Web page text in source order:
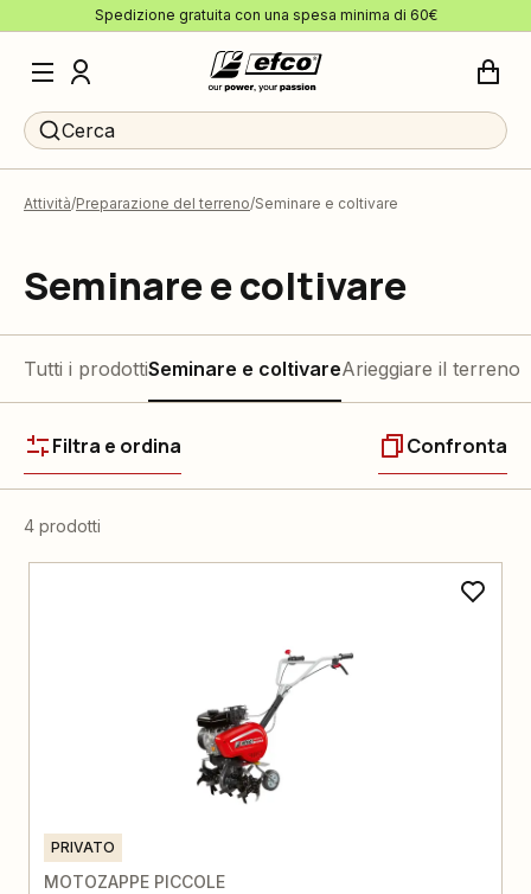
Spedizione gratuita con una spesa minima di 60€
Cerca
Attività Preparazione del terreno Seminare e coltivare
Seminare e coltivare
Tutti i prodottiSeminare e coltivareArieggiare il terreno
Filtra e ordina Confronta
4 prodotti
PRIVATO
MOTOZAPPE PICCOLE